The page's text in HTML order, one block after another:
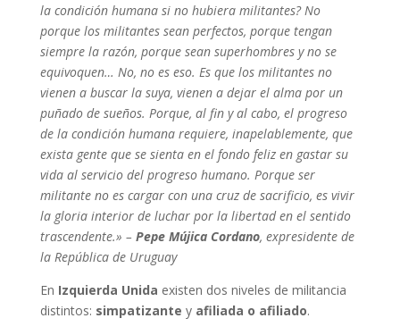
la condición humana si no hubiera militantes? No
porque los militantes sean perfectos, porque tengan
siempre la razón, porque sean superhombres y no se
equivoquen… No, no es eso. Es que los militantes no
vienen a buscar la suya, vienen a dejar el alma por un
puñado de sueños. Porque, al fin y al cabo, el progreso
de la condición humana requiere, inapelablemente, que
exista gente que se sienta en el fondo feliz en gastar su
vida al servicio del progreso humano. Porque ser
militante no es cargar con una cruz de sacrificio, es vivir
la gloria interior de luchar por la libertad en el sentido
trascendente.» – Pepe Mújica Cordano, expresidente de
la República de Uruguay
En Izquierda Unida existen dos niveles de militancia
distintos: simpatizante y afiliada o afiliado.